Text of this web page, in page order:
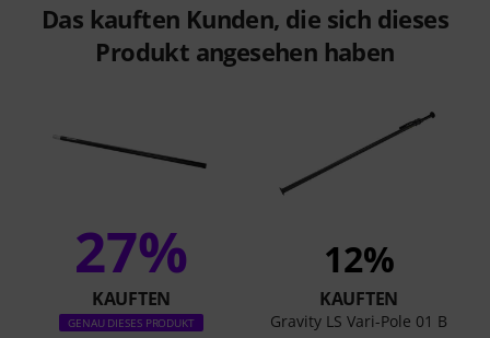
Das kauften Kunden, die sich dieses
Produkt angesehen haben
27%
KAUFTEN
GENAU DIESES PRODUKT
12%
KAUFTEN
Gravity LS Vari-Pole 01 B